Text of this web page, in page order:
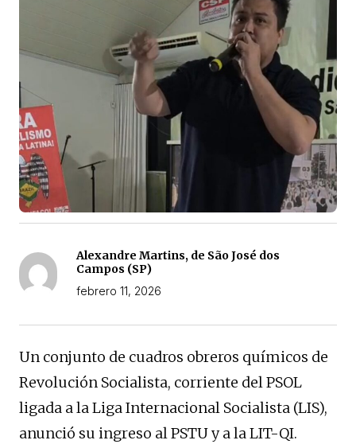
Alexandre Martins, de São José dos
Campos (SP)
febrero 11, 2026
Un conjunto de cuadros obreros químicos de
Revolución Socialista, corriente del PSOL
ligada a la Liga Internacional Socialista (LIS),
anunció su ingreso al PSTU y a la LIT-QI.